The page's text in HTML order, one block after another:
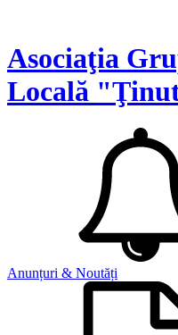
Asociaţia
Locală
Anunțuri & Noutăți